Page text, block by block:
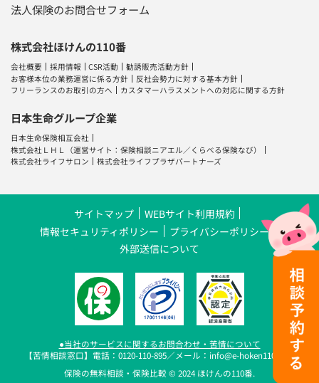
法人保険のお問合せフォーム
株式会社ほけんの110番
会社概要 採用情報 CSR活動
勧誘販売活動方針
お客様本位の業務運営に係る方針
反社会勢力に対する基本方針
フリーランスのお取引の方へ
カスタマーハラスメントへの対応に関する方針
日本生命グループ企業
日本生命保険相互会社
株式会社ＬＨＬ
（運営サイト：保険相談ニアエル ／ くらべる保険なび）
株式会社ライフサロン
株式会社ライフプラザパートナーズ
サイトマップ
WEBサイト利用規約
情報セキュリティポリシー
プライバシーポリシー
外部送信について
●当社のサービスに関するお問合わせ・苦情について
【苦情相談窓口】電話：0120-110-895／メール：info@e-hoken110.com
保険の無料相談・保険比較 © 2024 ほけんの110番.